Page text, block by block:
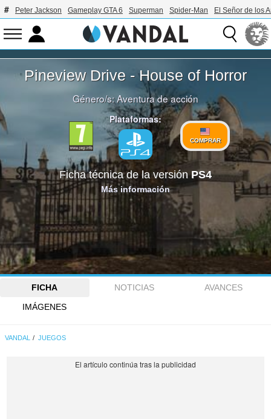
Peter Jackson Gameplay GTA 6 Superman Spider-Man El Señor de los
Pineview Drive - House of Horror
Género/s:Aventura de acción
Plataformas:
COMPRAR
Ficha técnica de la versiónPS4
Más información
FICHA NOTICIAS
AVANCES
IMÁGENES
VANDAL JUEGOS